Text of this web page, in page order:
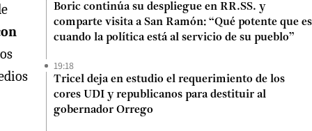
Boric continúa su despliegue en RR.SS. y
comparte visita a San Ramón: “Qué potente que es
cuando la política está al servicio de su pueblo”
19:18
Tricel deja en estudio el requerimiento de los
cores UDI y republicanos para destituir al
gobernador Orrego